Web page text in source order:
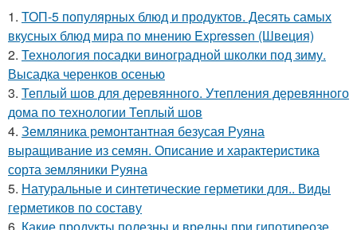
1. ТОП-5 популярных блюд и продуктов. Десять самых
вкусных блюд мира по мнению Expressen (Швеция)
2. Технология посадки виноградной школки под зиму.
Высадка черенков осенью
3. Теплый шов для деревянного. Утепления деревянного
дома по технологии Теплый шов
4. Земляника ремонтантная безусая Руяна
выращивание из семян. Описание и характеристика
сорта земляники Руяна
5. Натуральные и синтетические герметики для.. Виды
герметиков по составу